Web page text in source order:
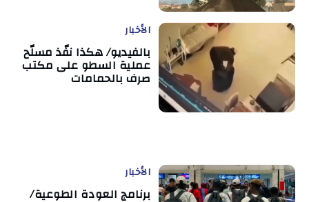
الأخبار
بالفيديو/ هكذا نفّذ مسلّح
عملية السطو على مكتب
صرف بالحمامات
الأخبار
برنامج العودة الطوعية/